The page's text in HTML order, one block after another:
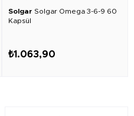
Solgar Solgar Omega 3-6-9 60
Kapsül
₺1.063,90